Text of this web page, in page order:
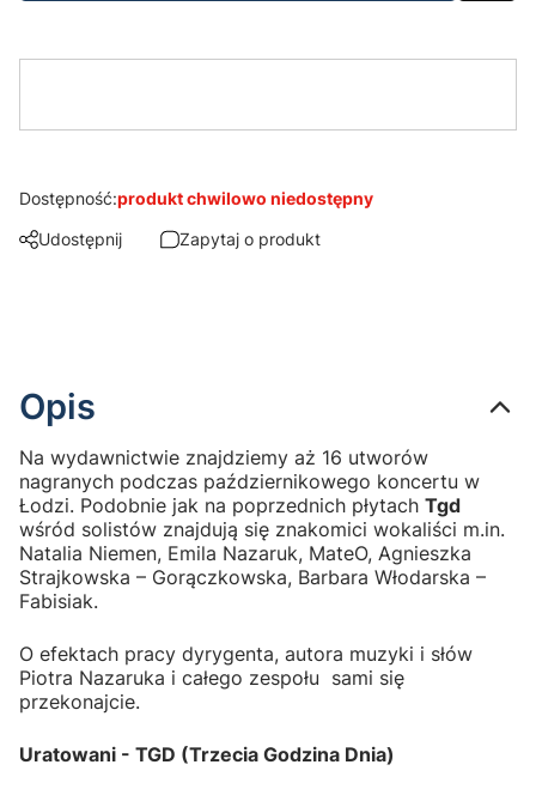
Dostępność:produkt chwilowo niedostępny
Udostępnij
Zapytaj o produkt
Opis
Na wydawnictwie znajdziemy aż 16 utworów
nagranych podczas październikowego koncertu w
Łodzi. Podobnie jak na poprzednich płytach Tgd
wśród solistów znajdują się znakomici wokaliści m.in.
Natalia Niemen, Emila Nazaruk, MateO, Agnieszka
Strajkowska – Gorączkowska, Barbara Włodarska –
Fabisiak.
O efektach pracy dyrygenta, autora muzyki i słów
Piotra Nazaruka i całego zespołu sami się
przekonajcie.
Uratowani - TGD (Trzecia Godzina Dnia)